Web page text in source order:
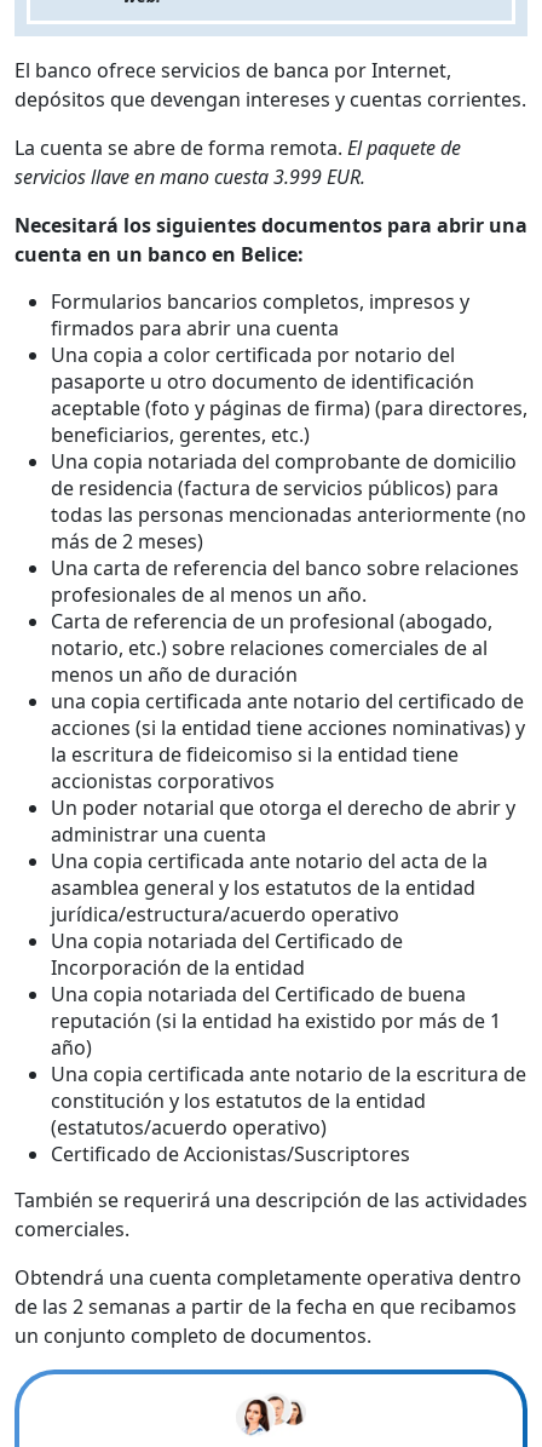
El banco ofrece servicios de banca por Internet,
depósitos que devengan intereses y cuentas corrientes.
La cuenta se abre de forma remota. El paquete de
servicios llave en mano cuesta 3.999 EUR.
Necesitará los siguientes documentos para abrir una
cuenta en un banco en Belice:
Formularios bancarios completos, impresos y
firmados para abrir una cuenta
Una copia a color certificada por notario del
pasaporte u otro documento de identificación
aceptable (foto y páginas de firma) (para directores,
beneficiarios, gerentes, etc.)
Una copia notariada del comprobante de domicilio
de residencia (factura de servicios públicos) para
todas las personas mencionadas anteriormente (no
más de 2 meses)
Una carta de referencia del banco sobre relaciones
profesionales de al menos un año.
Carta de referencia de un profesional (abogado,
notario, etc.) sobre relaciones comerciales de al
menos un año de duración
una copia certificada ante notario del certificado de
acciones (si la entidad tiene acciones nominativas) y
la escritura de fideicomiso si la entidad tiene
accionistas corporativos
Un poder notarial que otorga el derecho de abrir y
administrar una cuenta
Una copia certificada ante notario del acta de la
asamblea general y los estatutos de la entidad
jurídica/estructura/acuerdo operativo
Una copia notariada del Certificado de
Incorporación de la entidad
Una copia notariada del Certificado de buena
reputación (si la entidad ha existido por más de 1
año)
Una copia certificada ante notario de la escritura de
constitución y los estatutos de la entidad
(estatutos/acuerdo operativo)
Certificado de Accionistas/Suscriptores
También se requerirá una descripción de las actividades
comerciales.
Obtendrá una cuenta completamente operativa dentro
de las 2 semanas a partir de la fecha en que recibamos
un conjunto completo de documentos.